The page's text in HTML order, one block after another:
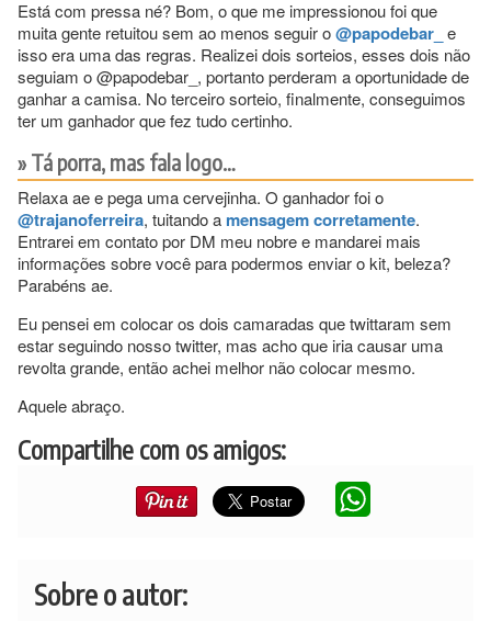
Está com pressa né? Bom, o que me impressionou foi que
muita gente retuitou sem ao menos seguir o@papodebar_ e
isso era uma das regras. Realizei dois sorteios, esses dois não
seguiam o @papodebar_, portanto perderam a oportunidade de
ganhar a camisa. No terceiro sorteio, finalmente, conseguimos
ter um ganhador que fez tudo certinho.
Tá porra, mas fala logo…
Relaxa ae e pega uma cervejinha. O ganhador foi o
@trajanoferreira, tuitando a mensagem corretamente.
Entrarei em contato por DM meu nobre e mandarei mais
informações sobre você para podermos enviar o kit, beleza?
Parabéns ae.
Eu pensei em colocar os dois camaradas que twittaram sem
estar seguindo nosso twitter, mas acho que iria causar uma
revolta grande, então achei melhor não colocar mesmo.
Aquele abraço.
Compartilhe com os amigos:
Sobre o autor: